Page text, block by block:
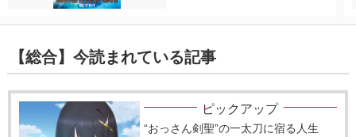
【総合】今読まれている記事
ピックアップ
“おっさん剣聖”の一太刀に宿る人生